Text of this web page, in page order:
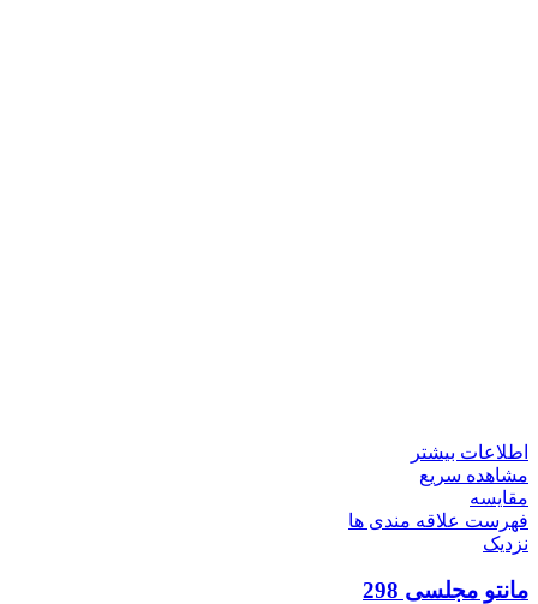
اطلاعات بیشتر
مشاهده سریع
مقایسه
فهرست علاقه مندی ها
نزدیک
مانتو مجلسی 298